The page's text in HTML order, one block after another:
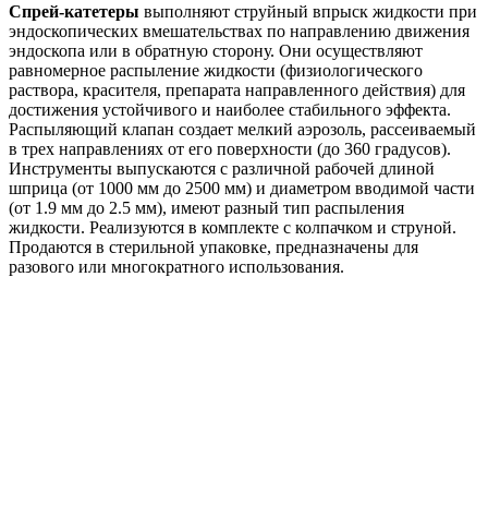
Спрей-катетеры выполняют струйный впрыск жидкости при
эндоскопических вмешательствах по направлению движения
эндоскопа или в обратную сторону. Они осуществляют
равномерное распыление жидкости (физиологического
раствора, красителя, препарата направленного действия) для
достижения устойчивого и наиболее стабильного эффекта.
Распыляющий клапан создает мелкий аэрозоль, рассеиваемый
в трех направлениях от его поверхности (до 360 градусов).
Инструменты выпускаются с различной рабочей длиной
шприца (от 1000 мм до 2500 мм) и диаметром вводимой части
(от 1.9 мм до 2.5 мм), имеют разный тип распыления
жидкости. Реализуются в комплекте с колпачком и струной.
Продаются в стерильной упаковке, предназначены для
разового или многократного использования.